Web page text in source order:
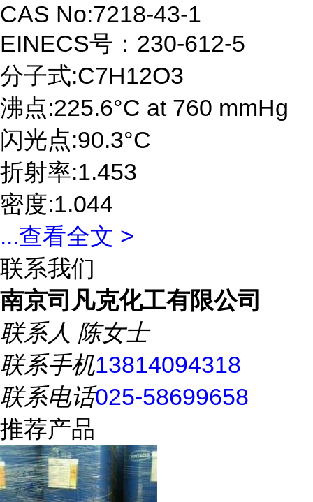
CAS No:7218-43-1
EINECS号：230-612-5
分子式:C7H12O3
沸点:225.6°C at 760 mmHg
闪光点:90.3°C
折射率:1.453
密度:1.044
...查看全文 >
联系我们
南京司凡克化工有限公司
联系人 陈女士
联系手机13814094318
联系电话025-58699658
推荐产品